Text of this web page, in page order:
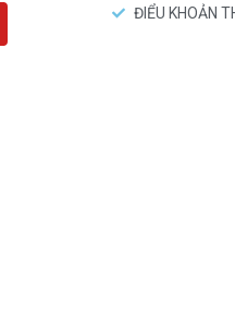
ĐIỂU KHOẢN